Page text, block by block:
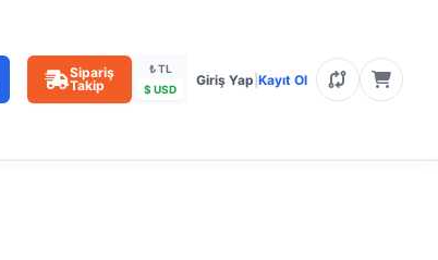
Sipariş
Takip
₺ TL
$ USD
Giriş Yap Kayıt Ol